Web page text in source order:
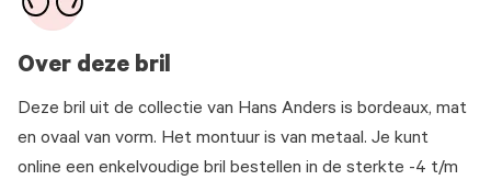
Over deze bril
Deze bril uit de collectie van Hans Anders is bordeaux, mat
en ovaal van vorm. Het montuur is van metaal. Je kunt
online een enkelvoudige bril bestellen in de sterkte -4 t/m